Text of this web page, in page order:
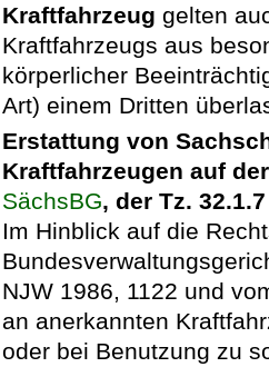
Kraftfahrzeug gelten
Kraftfahrzeugs aus
körperlicher
Art) einem Dritten
Erstattung von
Kraftfahrzeugen auf
SächsBG, der Tz.
Im Hinblick auf die
NJW 1986, 1122 und
an anerkannten
oder bei Benutzung zu